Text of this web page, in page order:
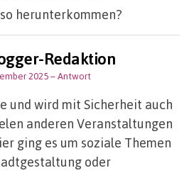
herunterkommen?
Redaktion
2025– Antwort
und wird mit Sicherheit auch
anderen Veranstaltungen
ging es um soziale Themen
oder